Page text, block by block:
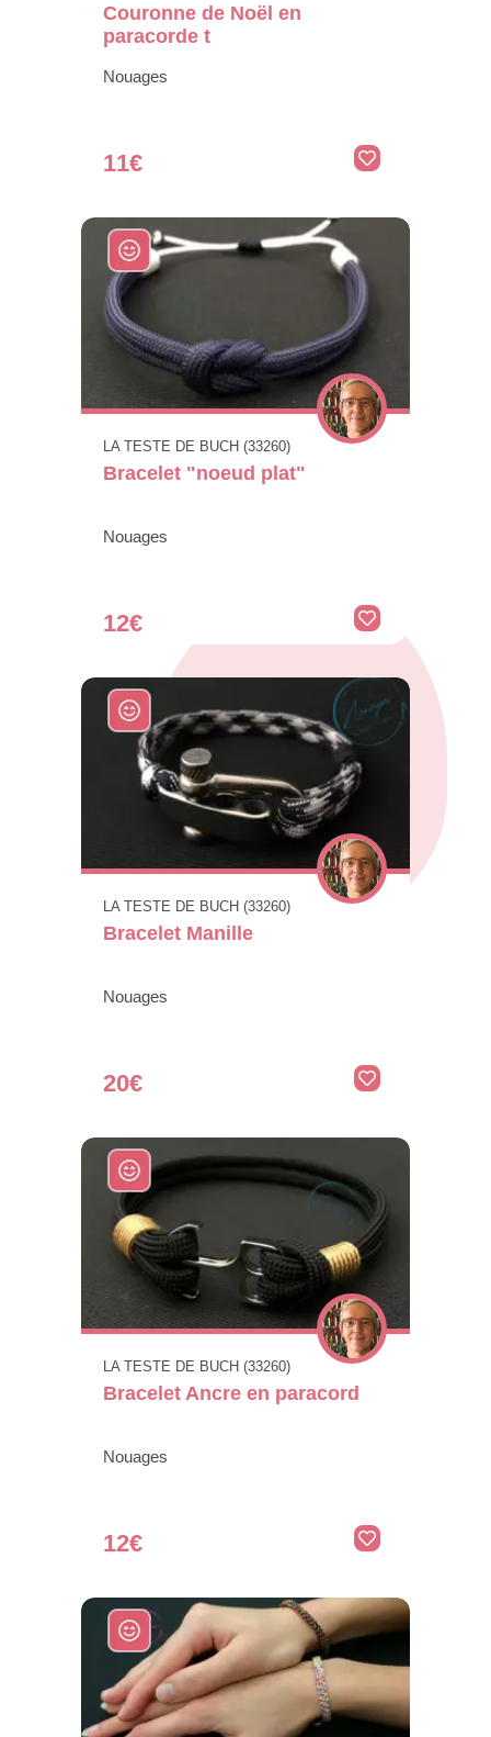
Couronne de Noël en
paracorde t
Nouages
11€
LA TESTE DE BUCH (33260)
Bracelet "noeud plat"
Nouages
12€
LA TESTE DE BUCH (33260)
Bracelet Manille
Nouages
20€
LA TESTE DE BUCH (33260)
Bracelet Ancre en paracord
Nouages
12€